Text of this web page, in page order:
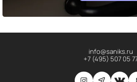
info@saniks.ru
+7 (495) 507 05